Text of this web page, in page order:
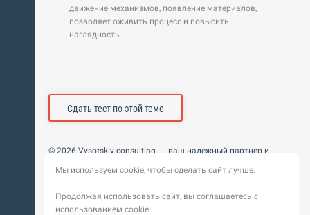
движение механизмов, появление материалов,
позволяет оживить процесс и повысить
наглядность.
Сдать тест по этой теме
© 2026 Vysotskiy consulting — ваш надежный партнер и
Цифровизация, BIM, ИИ. Внедряем и оптимизируем
Пользовательское
соглашение
Политика обработки персональных
данных
Мы используем cookie, чтобы сделать сайт лучше.
Продолжая использовать сайт, вы соглашаетесь с
использованием cookie.